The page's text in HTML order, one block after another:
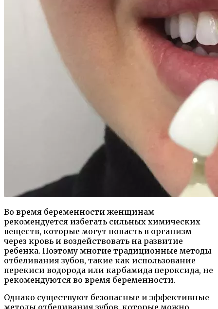
Во время беременности женщинам
рекомендуется избегать сильных химических
веществ, которые могут попасть в организм
через кровь и воздействовать на развитие
ребенка. Поэтому многие традиционные методы
отбеливания зубов, такие как использование
перекиси водорода или карбамида пероксида, не
рекомендуются во время беременности.
Однако существуют безопасные и эффективные